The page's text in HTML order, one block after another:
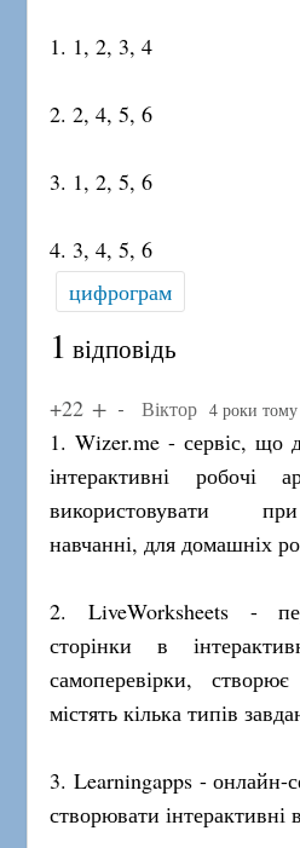
1. 1, 2, 3, 4
2. 2, 4, 5, 6
3. 1, 2, 5, 6
4. 3, 4, 5, 6
цифрограм
1 відповідь
+22 Віктор 4 роки тому
1. Wizer.me - сервіс, що
інтерактивні робочі
використовувати
навчанні, для домашніх
2. LiveWorksheets -
сторінки в
самоперевірки,
містять кілька типів
3. Learningapps - онлайн-
створювати інтерактивні